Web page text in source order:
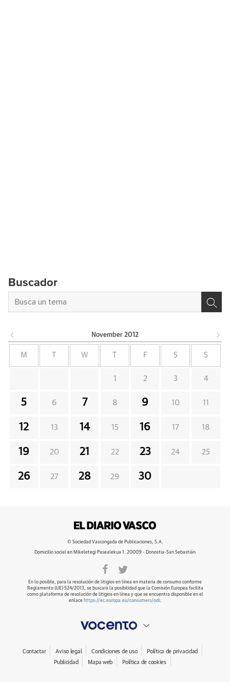
Buscador
November 2012
M W F S S
1 2 3 4
5 6 7 8 9 10 11
12 13 14 15 16 17 18
19 20 21 22 23 24 25
26 27 28 29 30
© Sociedad Vascongada de Publicaciones, S.A.
Domicilio social en Mikeletegi Pasealekua 1. 20009 - Donostia-San Sebastián
En lo posible, para la resolución de litigios en línea en materia de consumo conforme
Reglamento (UE) 524/2013, se buscará la posibilidad que la Comisión Europea facilita
como plataforma de resolución de litigios en línea y que se encuentra disponible en el
enlace https://ec.europa.eu/consumers/odr.
Contactar Aviso legal Condiciones de uso
Política de privacidad
Publicidad
Mapa web Política de cookies